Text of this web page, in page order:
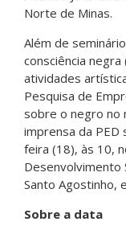
Norte de Minas.
Além de
consciência
atividades
Pesquisa de
sobre o negro no
imprensa da
feira (18), às 10,
Desenvolvimento
Santo Agostinho,
Sobre a data